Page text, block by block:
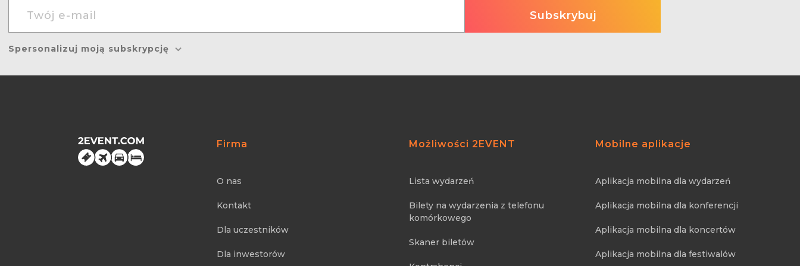
Spersonalizuj moją subskrypcję
Firma
O nas
Kontakt
Dla uczestników
Dla inwestorów
Możliwości 2EVENT
Lista wydarzeń
Bilety na wydarzenia z telefonu
komórkowego
Skaner biletów
Mobilne aplikacje
Aplikacja mobilna dla wydarzeń
Aplikacja mobilna dla konferencji
Aplikacja mobilna dla koncertów
Aplikacja mobilna dla festiwalów